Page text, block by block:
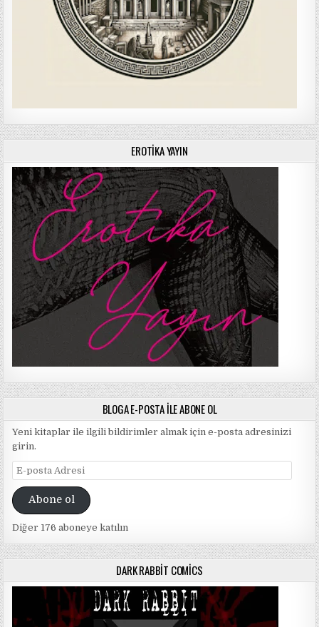
EROTIKA YAYIN
BLOGA E-POSTA ILE ABONE OL
Yeni kitaplar ile ilgili bildirimler almak için e-posta adresinizi
girin.
E-
posta
AdresiAbone ol
Diğer 176 aboneye katılın
DARK RABBIT COMICS